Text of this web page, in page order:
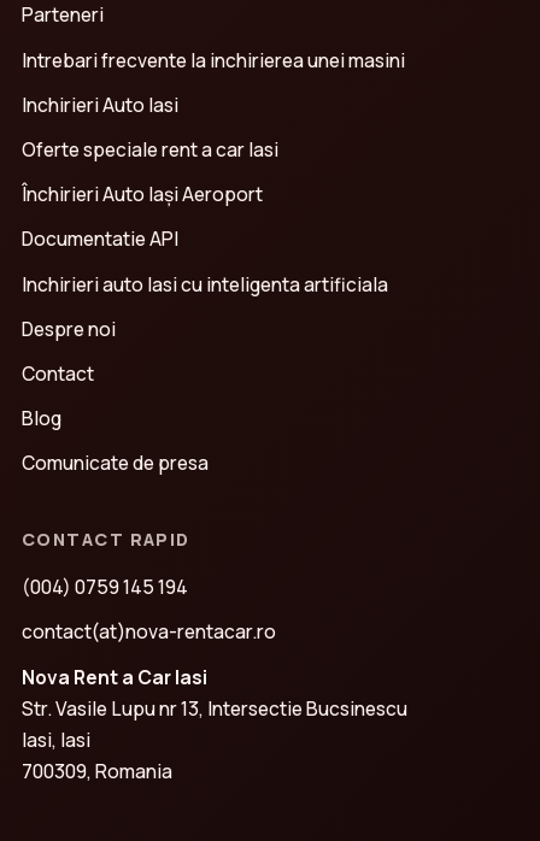
Parteneri
Intrebari frecvente la inchirierea unei masini
Inchirieri Auto Iasi
Oferte speciale rent a car Iasi
Închirieri Auto Iași Aeroport
Documentatie API
Inchirieri auto Iasi cu inteligenta artificiala
Despre noi
Contact
Blog
Comunicate de presa
CONTACT RAPID
(004) 0759 145 194
contact(at)nova-rentacar.ro
Nova Rent a Car Iasi
Str. Vasile Lupu nr 13, Intersectie Bucsinescu
Iasi, Iasi
700309, Romania